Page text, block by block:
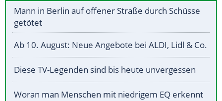
Mann in Berlin auf offener Straße durch Schüsse
getötet
Ab 10. August: Neue Angebote bei ALDI, Lidl & Co.
Diese TV-Legenden sind bis heute unvergessen
Woran man Menschen mit niedrigem EQ erkennt